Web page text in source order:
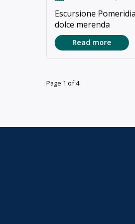
Escursione
dolce merenda
Read more
Page 1 of 4.